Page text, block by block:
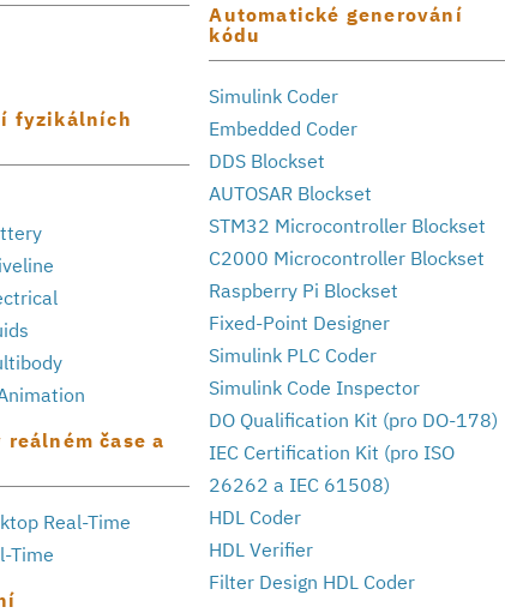
fyzikálních
reálném čase a
Real-Time
Time
Automatické generování
kódu
Simulink Coder
Embedded Coder
DDS Blockset
AUTOSAR Blockset
STM32 Microcontroller Blockset
C2000 Microcontroller Blockset
Raspberry Pi Blockset
Fixed-Point Designer
Simulink PLC Coder
Simulink Code Inspector
DO Qualification Kit (pro DO-178)
IEC Certification Kit (pro ISO
26262 a IEC 61508)
HDL Coder
HDL Verifier
Filter Design HDL Coder